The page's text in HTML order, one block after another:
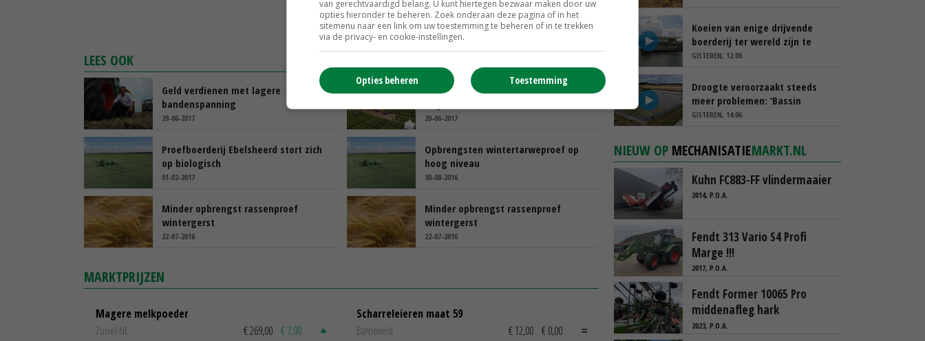
LEES OOK
Geld verdienen met lagere
bandenspanning
29-06-2017
Onderzoek en innovatie tijdens open
20-06-2017
Proefboerderij Ebelsheerd stort zich
op biologisch
01-02-2017
Opbrengsten wintertarweproef op
hoog niveau
30-08-2016
Minder opbrengst rassenproef
wintergerst
22-07-2016
Minder opbrengst rassenproef
wintergerst
22-07-2016
MARKTPRIJZEN
Magere melkpoeder
Zuivel NL
€ 269,00 € 7,00
Scharreleieren maat 59
Barneveld
€ 12,00 € 0,00
Koeien van enige drijvende
boerderij ter wereld zijn te
koop
GISTEREN, 12:00
Droogte veroorzaakt steeds
meer problemen: ‘Bassin
afgelopen week al leeg’
GISTEREN, 14:06
NIEUW OP MECHANISATIEMARKT.NL
Kuhn FC883-FF vlindermaaier
2014, P.O.A.
Fendt 313 Vario S4 Profi
Marge !!!
2017, P.O.A.
Fendt Former 10065 Pro
middenafleg hark
2023, P.O.A.
van gerechtvaardigd belang. U kunt hiertegen bezwaar maken door uw
opties hieronder te beheren. Zoek onderaan deze pagina of in het
sitemenu naar een link om uw toestemming te beheren of in te trekken
via de privacy- en cookie-instellingen.
Toestemming
Opties beheren